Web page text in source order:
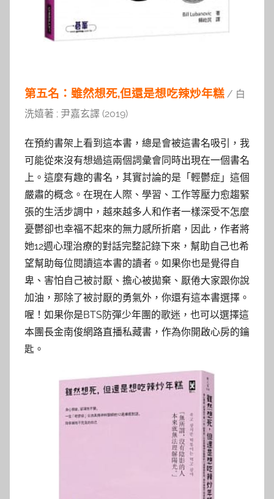
第五名：雖然想死,但還是想吃辣炒年糕 / 白
洗嬉著 ; 尹嘉玄譯 (2019)
在預約書架上看到這本書，總是會被這書名吸引，我
可能從來沒有想過這兩個詞彙會同時出現在一個書名
上。這麼有趣的書名，其實討論的是「輕鬱症」這個
嚴肅的概念。在現在人際、學習、工作等壓力愈趨緊
張的生活步調中，越來越多人和作者一樣深受不怎麼
憂鬱卻也幸福不起來的無力感所折磨，因此，作者將
她12週心理治療的對話完整記錄下來，幫助自己也希
望幫助每位閱讀這本書的讀者。如果你也是覺得自
卑、害怕自己被討厭、擔心被拋棄、厭倦大家跟你說
加油，那除了被討厭的勇氣外，你還有這本書選擇。
喔！如果你是BTS防彈少年團的歌迷，也可以選擇這
本團長金南俊網路直播私藏書，作為你開啟心房的鑰
匙。